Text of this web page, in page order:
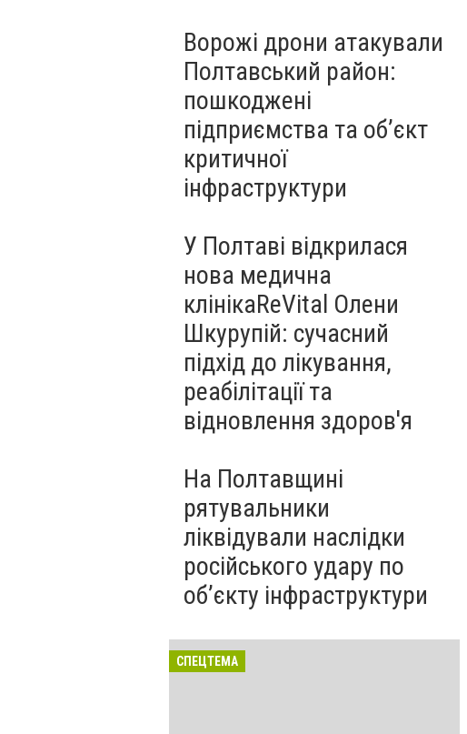
Ворожі дрони атакували
Полтавський район:
пошкоджені
підприємства та об’єкт
критичної
інфраструктури
У Полтаві відкрилася
нова медична
клінікаReVital Олени
Шкурупій: сучасний
підхід до лікування,
реабілітації та
відновлення здоров'я
На Полтавщині
рятувальники
ліквідували наслідки
російського удару по
об’єкту інфраструктури
СПЕЦТЕМА